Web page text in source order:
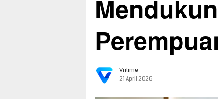
Vritime
21 April 2026